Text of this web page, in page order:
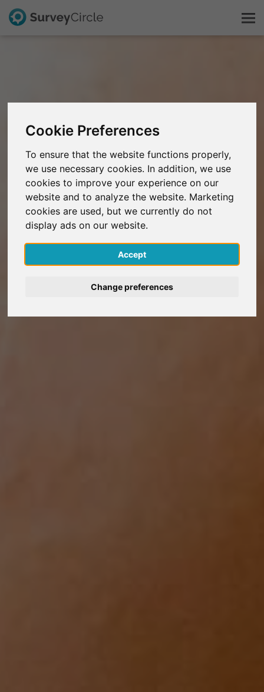
Cookie Preferences
To ensure that the website functions properly,
we use necessary cookies. In addition, we use
cookies to improve your experience on our
website and to analyze the website. Marketing
cookies are used, but we currently do not
display ads on our website.
Accept
Change preferences
FAQ
S'inscrire gratuitement
S'inscrire
English
Deutsch
Nederlands